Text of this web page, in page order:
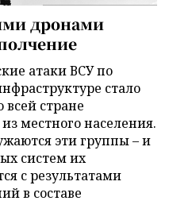
дронами
атаки ВСУ по
стало
стране
местного населения.
эти группы – и
систем их
с результатами
в составе